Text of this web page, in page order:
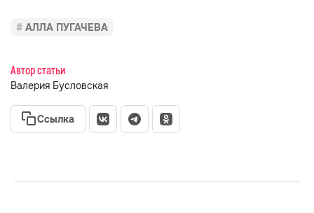
АЛЛА ПУГАЧЕВА
Автор статьи
Валерия Бусловская
Ссылка